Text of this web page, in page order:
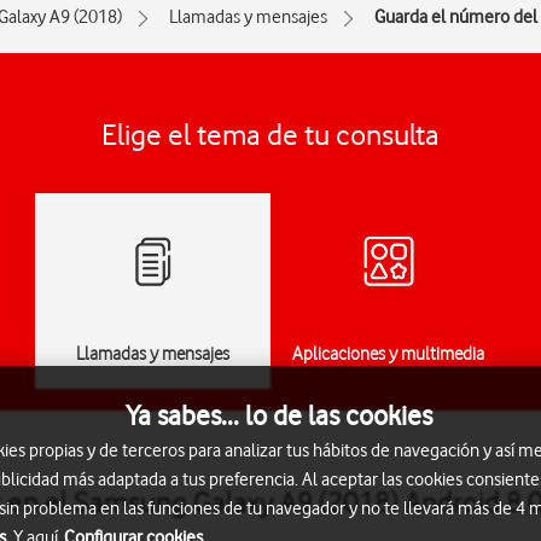
A9 (2018) Llamadas y mensajes Guarda el número
Elige el tema de tu consulta
Llamadas y mensajes Aplicaciones y multimedia
el Samsung Galaxy A9 (2018) Android
Ya sabes... lo de las cookies
propias y de terceros para analizar tus hábitos de navegación y así
más adaptada a tus preferencia. Al aceptar las cookies
problema en las funciones de tu navegador y no te llevará más de 4